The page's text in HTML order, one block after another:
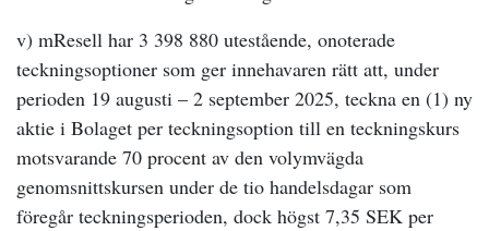
v) mResell har 3 398 880 utestående, onoterade
teckningsoptioner som ger innehavaren rätt att, under
perioden 19 augusti – 2 september 2025, teckna en (1) ny
aktie i Bolaget per teckningsoption till en teckningskurs
motsvarande 70 procent av den volymvägda
genomsnittskursen under de tio handelsdagar som
föregår teckningsperioden, dock högst 7,35 SEK per